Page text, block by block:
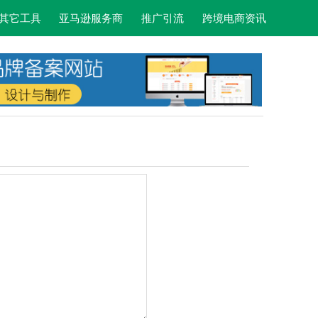
它工具 亚马逊服务商 推广引流 跨境电商资讯